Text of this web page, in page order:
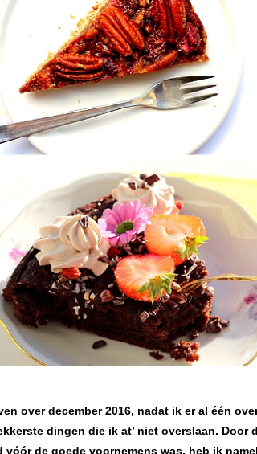
over december 2016, nadat ik er al één
dingen die ik at’ niet overslaan. Door
de goede voornemens was, heb ik